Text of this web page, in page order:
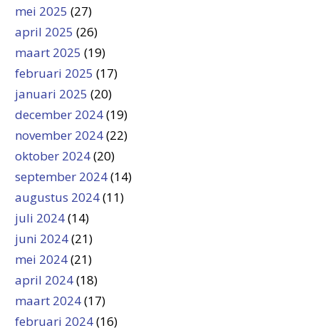
mei 2025 (27)
april 2025 (26)
maart 2025 (19)
februari 2025 (17)
januari 2025 (20)
december 2024(19)
november 2024(22)
oktober 2024(20)
september 2024(14)
augustus 2024(11)
juli 2024(14)
juni 2024(21)
mei 2024(21)
april 2024(18)
maart 2024(17)
februari 2024(16)